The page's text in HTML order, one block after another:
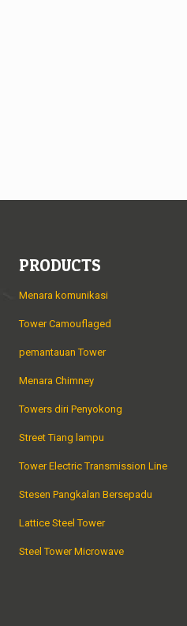
PRODUCTS
Menara komunikasi
Tower Camouflaged
pemantauan Tower
Menara Chimney
Towers diri Penyokong
Street Tiang lampu
Tower Electric Transmission Line
Stesen Pangkalan Bersepadu
Lattice Steel Tower
Steel Tower Microwave